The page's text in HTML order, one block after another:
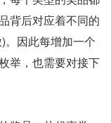
背后对应着不同的
。因此每增加一个
举，也需要对接下